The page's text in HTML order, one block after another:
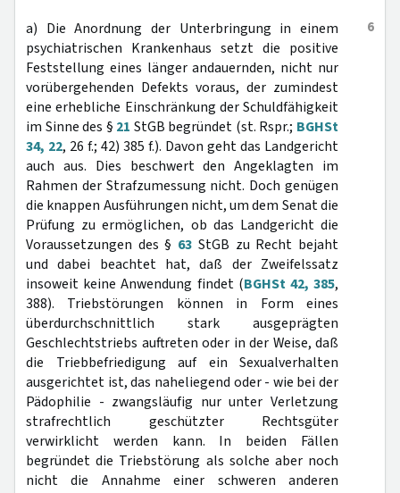
6
a) Die Anordnung der Unterbringung in einem
psychiatrischen Krankenhaus setzt die positive
Feststellung eines länger andauernden, nicht nur
vorübergehenden Defekts voraus, der zumindest
eine erhebliche Einschränkung der Schuldfähigkeit
im Sinne des § 21 StGB begründet (st. Rspr.; BGHSt
34, 22, 26 f.; 42) 385 f.). Davon geht das Landgericht
auch aus. Dies beschwert den Angeklagten im
Rahmen der Strafzumessung nicht. Doch genügen
die knappen Ausführungen nicht, um dem Senat die
Prüfung zu ermöglichen, ob das Landgericht die
Voraussetzungen des § 63 StGB zu Recht bejaht
und dabei beachtet hat, daß der Zweifelssatz
insoweit keine Anwendung findet (BGHSt 42, 385,
388). Triebstörungen können in Form eines
überdurchschnittlich stark ausgeprägten
Geschlechtstriebs auftreten oder in der Weise, daß
die Triebbefriedigung auf ein Sexualverhalten
ausgerichtet ist, das naheliegend oder - wie bei der
Pädophilie - zwangsläufig nur unter Verletzung
strafrechtlich geschützter Rechtsgüter
verwirklicht werden kann. In beiden Fällen
begründet die Triebstörung als solche aber noch
nicht die Annahme einer schweren anderen